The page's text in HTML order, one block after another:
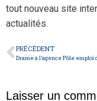
tout nouveau site
actualités.
PRÉCÉDENT
Laisser un